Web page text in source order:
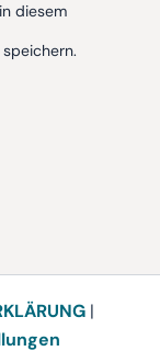
diesem
|